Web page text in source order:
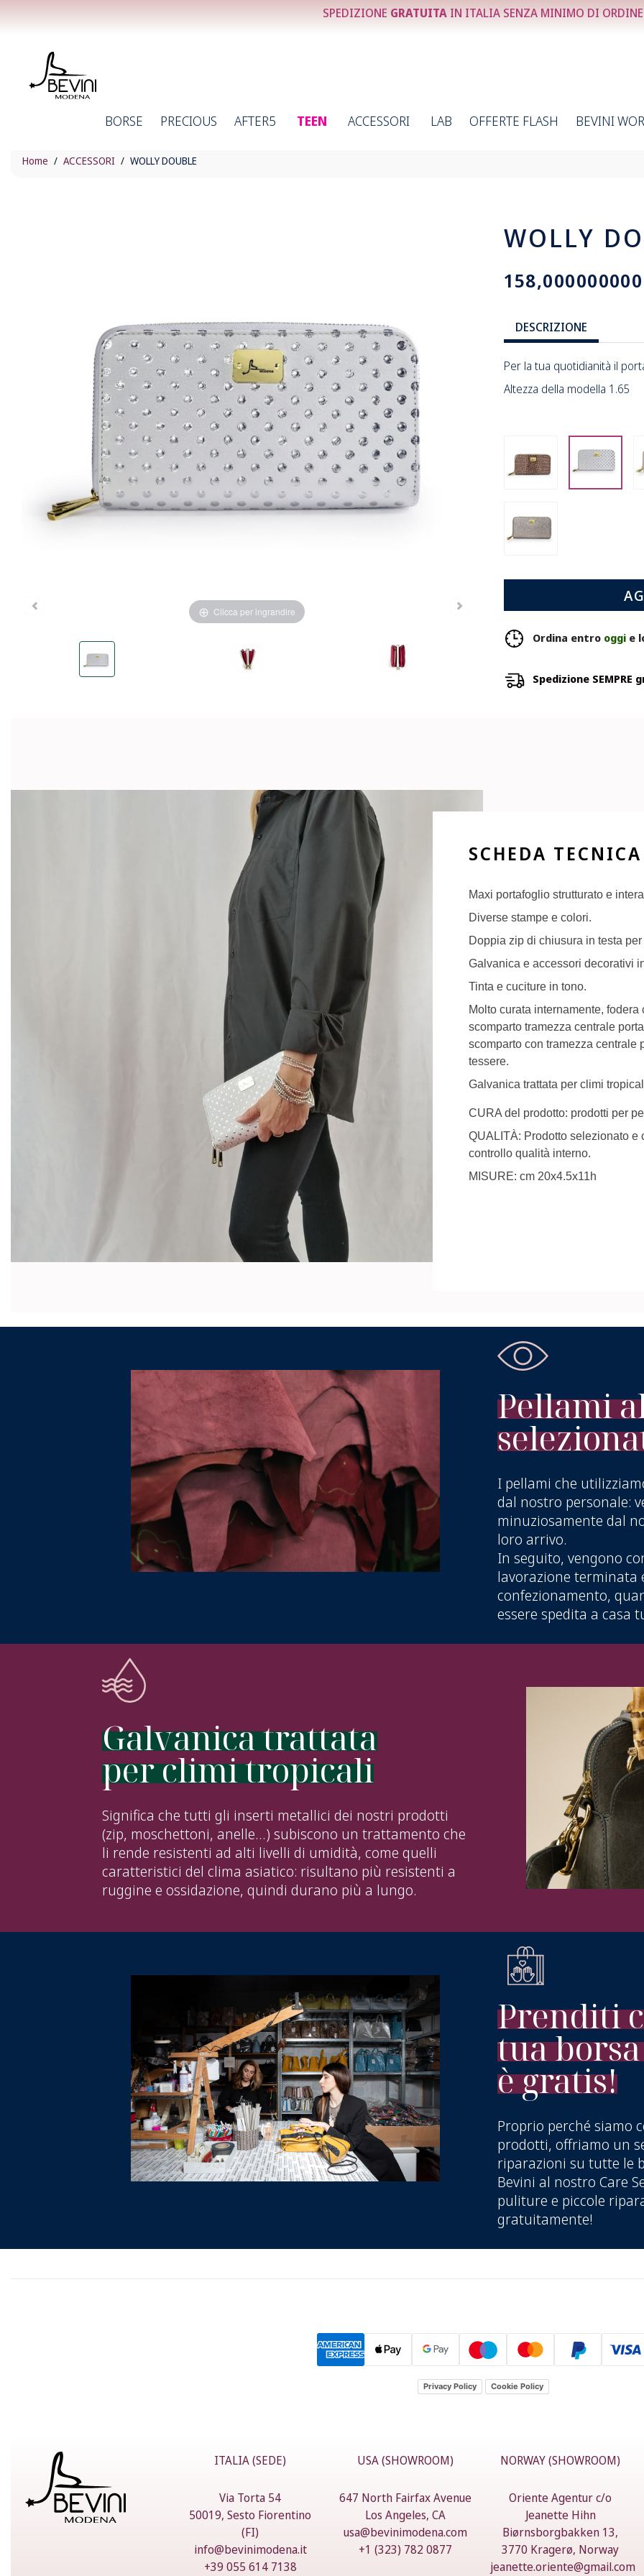
SPEDIZIONE GRATUITA IN ITALIA SENZA MINIMO DI ORDINE
BORSE PRECIOUS AFTER5 TEEN ACCESSORI LAB OFFERTE FLASH BEVINI
Home ACCESSORI WOLLY DOUBLE
Clicca per ingrandire
WOLLY
DESCRIZIONE
Per la tua quotidianità il
Altezza della modella 1.65
COCCO
394
BABA'
Ordina entro oggie
Spedizione
SCHEDA TECNICA
Maxi portafoglio strutturato e
Diverse stampe e colori.
Doppia zip di chiusura in testa
Galvanica e accessori decorativi
Tinta e cuciture in tono.
Molto curata internamente,
scomparto tramezza centrale
scomparto con tramezza centrale
tessere.
Galvanica trattata per climi
CURA del prodotto: prodotti per
QUALITÀ: Prodotto selezionato
controllo qualità interno.
MISURE: cm 20x4.5x11h
Pellami
I pellami che
dal nostro personale:
minuziosamente dal
loro arrivo.
In seguito, vengono
lavorazione terminata
confezionamento,
essere spedita a casa
Galvanica trattata
per climi tropicali
Significa che tutti gli inserti metallici dei nostri prodotti
(zip, moschettoni, anelle…) subiscono un trattamento che
li rende resistenti ad alti livelli di umidità, come quelli
caratteristici del clima asiatico: risultano più resistenti a
ruggine e ossidazione, quindi durano più a lungo.
Prenditi
tua
è gratis!
Proprio perché siamo
prodotti, offriamo un
riparazioni su tutte le
Bevini al nostro Care
puliture e piccole
gratuitamente!
Privacy Policy Cookie Policy
ITALIA (SEDE)
Via Torta 54
50019, Sesto Fiorentino
(FI)
info@bevinimodena.it
+39 055 614 7138
USA (SHOWROOM)
647 North Fairfax Avenue
Los Angeles, CA
usa@bevinimodena.com
+1 (323) 782 0877
NORWAY (SHOWROOM)
Oriente Agentur c/o
Jeanette Hihn
Biørnsborgbakken 13,
3770 Kragerø, Norway
jeanette.oriente@gmail.com